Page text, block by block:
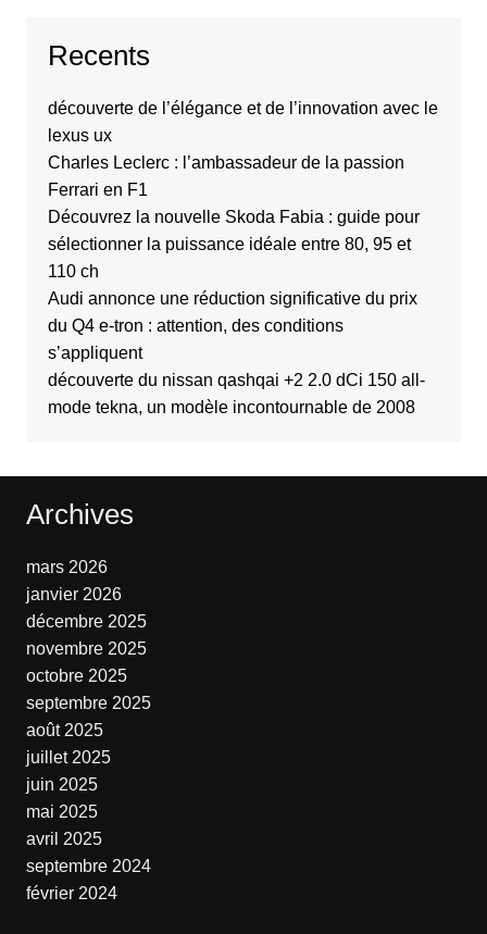
Recents
découverte de l’élégance et de l’innovation avec le
lexus ux
Charles Leclerc : l’ambassadeur de la passion
Ferrari en F1
Découvrez la nouvelle Skoda Fabia : guide pour
sélectionner la puissance idéale entre 80, 95 et
110 ch
Audi annonce une réduction significative du prix
du Q4 e-tron : attention, des conditions
s’appliquent
découverte du nissan qashqai +2 2.0 dCi 150 all-
mode tekna, un modèle incontournable de 2008
Archives
mars 2026
janvier 2026
décembre 2025
novembre 2025
octobre 2025
septembre 2025
août 2025
juillet 2025
juin 2025
mai 2025
avril 2025
septembre 2024
février 2024